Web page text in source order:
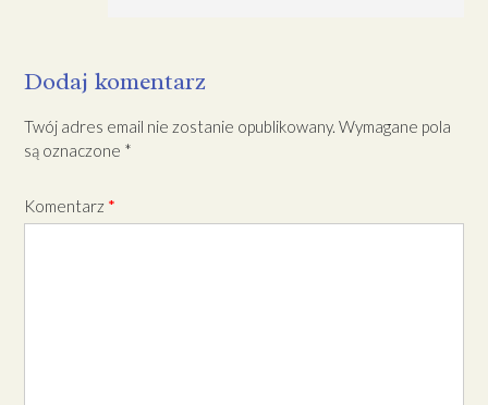
Dodaj komentarz
Twój adres email nie zostanie opublikowany. Wymagane pola
są oznaczone *
Komentarz *